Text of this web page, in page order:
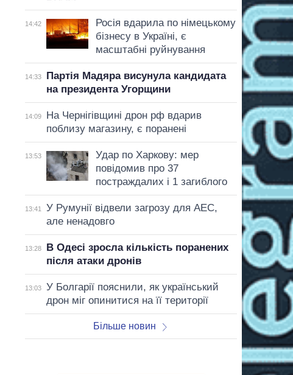
14:42
Росія вдарила по німецькому
бізнесу в Україні, є
масштабні руйнування
14:33
Партія Мадяра висунула кандидата
на президента Угорщини
14:09
На Чернігівщині дрон рф вдарив
поблизу магазину, є поранені
13:53
Удар по Харкову: мер
повідомив про 37
постраждалих і 1 загиблого
13:41
У Румунії відвели загрозу для АЕС,
але ненадовго
13:28
В Одесі зросла кількість поранених
після атаки дронів
13:03
У Болгарії пояснили, як український
дрон міг опинитися на її території
Більше новин